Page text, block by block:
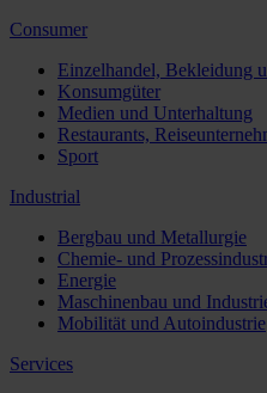
Consumer
Einzelhandel, Bekleidung
Konsumgüter
Medien und Unterhaltung
Restaurants,
Sport
Industrial
Bergbau und Metallurgie
Chemie- und
Energie
Maschinenbau und
Mobilität und Autoindustrie
Services